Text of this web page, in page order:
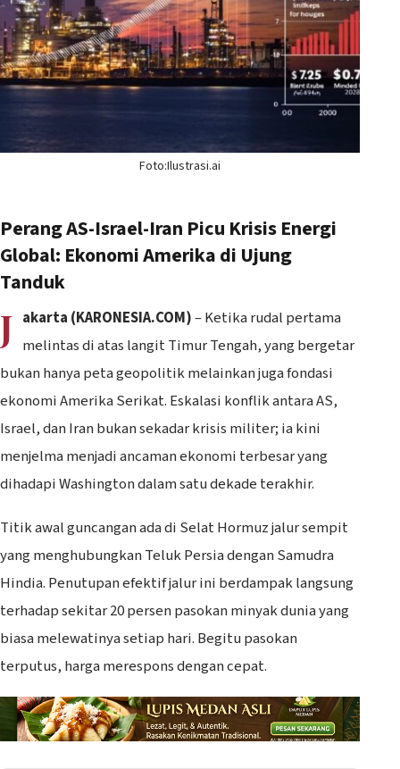
Foto:Ilustrasi.ai
Perang AS-Israel-Iran Picu Krisis Energi
Global: Ekonomi Amerika di Ujung
Tanduk
J akarta (KARONESIA.COM)– Ketika rudal pertama
melintas di atas langit Timur Tengah, yang bergetar
bukan hanya peta geopolitik melainkan juga fondasi
ekonomi Amerika Serikat. Eskalasi konflik antara AS,
Israel, dan Iran bukan sekadar krisis militer; ia kini
menjelma menjadi ancaman ekonomi terbesar yang
dihadapi Washington dalam satu dekade terakhir.
Titik awal guncangan ada di Selat Hormuz jalur sempit
yang menghubungkan Teluk Persia dengan Samudra
Hindia. Penutupan efektif jalur ini berdampak langsung
terhadap sekitar 20 persen pasokan minyak dunia yang
biasa melewatinya setiap hari. Begitu pasokan
terputus, harga merespons dengan cepat.